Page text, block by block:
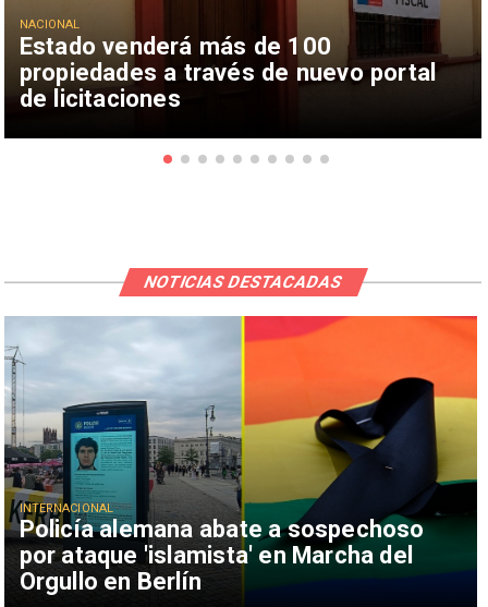
Estado venderá más de 100
propiedades a través de nuevo portal
de licitaciones
NACIONAL
Policía alemana abate a sospechoso
por ataque 'islamista' en Marcha del
Orgullo en Berlín
INTERNACIONAL
NOTICIAS DESTACADAS